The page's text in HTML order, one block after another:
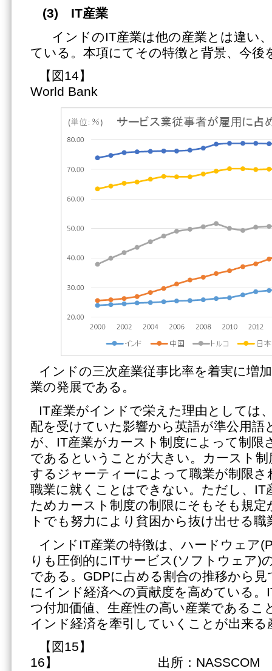
(3) IT産業
インドのIT産業は他の産業とは違い
ている。本項にてその特徴と背景、今後
【図14】
World Bank
インドの三次産業従事比率を着実に増
業の発展である。
IT産業がインドで栄えた理由としては
配を受けていた影響から英語が準公用語
が、IT産業がカースト制度によって制限
であるということが大きい。カースト
するジャーティーによって職業が制限
職業に就くことはできない。ただし、IT
ためカースト制度の制限にそもそも規
トでも努力により貧困から抜け出せる職
インドIT産業の特徴は、ハードウェア
りも圧倒的にITサービス(ソフトウェア)
である。GDPに占める割合の推移から
にインド経済への貢献度を高めている。
つ付加価値、生産性の高い産業であるこ
インド経済を牽引していくことが出来る
【図15】
16】 出所：NASSCOM